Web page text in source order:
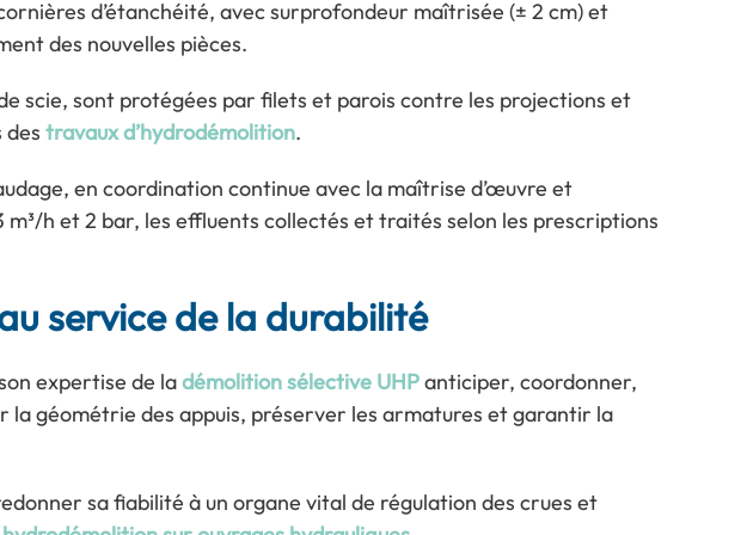
d’étanchéité, avec surprofondeur maîtrisée (± 2 cm) et
des nouvelles pièces.
scie, sont protégées par filets et parois contre les projections et
travaux d’hydrodémolition.
en coordination continue avec la maîtrise d’œuvre et
m³/h et 2 bar, les effluents collectés et traités selon les prescriptions
service de la durabilité
expertise de ladémolition sélective UHPanticiper, coordonner,
la géométrie des appuis, préserver les armatures et garantir la
sa fiabilité à un organe vital de régulation des crues et